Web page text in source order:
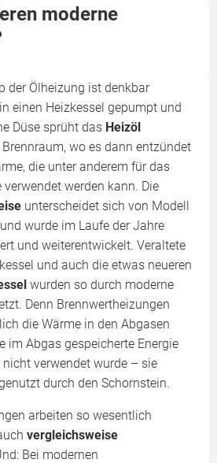
moderne
der Ölheizung ist denkbar
einen Heizkessel gepumpt und
Düse sprüht das Heizöl
wo es dann entzündet
die unter anderem für das
verwendet werden kann. Die
unterscheidet sich von Modell
wurde im Laufe der Jahre
und weiterentwickelt. Veraltete
und auch die etwas neueren
wurden so durch moderne
Denn Brennwertheizungen
die Wärme in den Abgasen
im Abgas gespeicherte Energie
verwendet wurde – sie
durch den Schornstein.
arbeiten so wesentlich
vergleichsweise
Bei modernen